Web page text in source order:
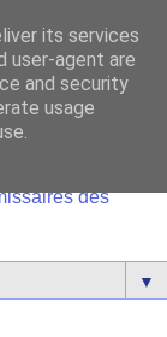
des
▼
its services
user-agent are
and security
usage